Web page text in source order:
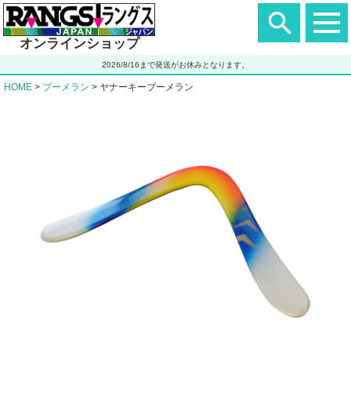
ヘ
ダ
エ
ア
オンラインショップ
2026/8/16まで発送がお休みとなります。
HOME ブーメラン ヤナーキーブーメラン